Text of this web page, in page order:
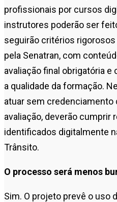
profissionais por cursos
instrutores poderão ser
seguirão critérios
pela Senatran, com
avaliação final obrigatória
a qualidade da formação.
atuar sem credenciamento
avaliação, deverão cumprir
identificados digitalmente
Trânsito.
O processo será menos
Sim. O projeto prevê o uso